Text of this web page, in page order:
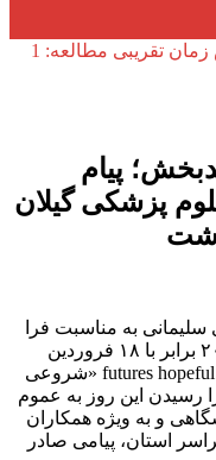
زمان تقریبی مطالعه: 1
پیام
پزشکی گیلان
به مناسبت فرا
رسیدن روز جهانی بهداشت (۷ آوریل ۲۰۲۵ برابر با ۱۸ فروردین
۱۴۰۴) با شعار اصلیfutures hopeful beginnings Healthy «شروعی
رسیدن این روز به عموم
و به ویژه همکاران
استان، پیامی صادر